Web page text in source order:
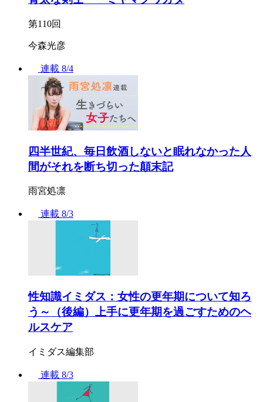
第110回
今森光彦
連載 8/4
四半世紀、毎日飲酒しないと眠れなかった人
間がそれを断ち切った顛末記
雨宮処凛
連載 8/3
性知識イミダス：女性の更年期について知ろ
う～（後編）上手に更年期を過ごすためのヘ
ルスケア
イミダス編集部
連載 8/3